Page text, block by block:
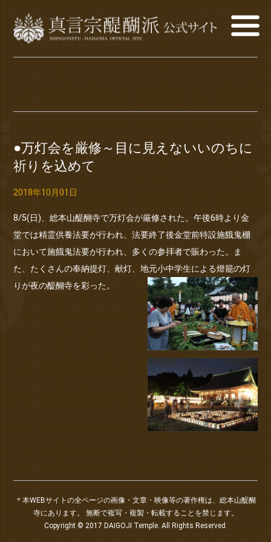
●万灯会を厳修～目に見えないいのちに
祈りを込めて
2018年10月01日
8/5(日)、総本山醍醐寺で万灯会が厳修された。午後6時より金
堂では精霊供養法要が行われ、法要終了後金堂前特設施餓鬼棚
において施餓鬼法要が行われ、多くの参拝者で賑わった。ま
た、たくさんの奉納提灯、献灯、地元小中学生による燈籠の灯
りが夜の醍醐寺を彩った。
＊本WEBサイトの全ページの画像・文章・映像等の著作権は、総本山醍醐
寺にあります。 無断で複写・複製・転載することを禁じます。
Copyright © 2017 DAIGOJI Temple. All Rights Reserved.